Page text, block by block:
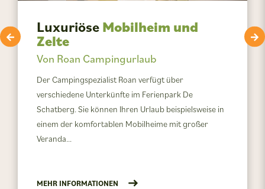
LuxuriöseMobilheim und
Zelte
Von Roan Campingurlaub
Der Campingspezialist Roan verfügt über
verschiedene Unterkünfte im Ferienpark De
Schatberg. Sie können Ihren Urlaub beispielsweise in
einem der komfortablen Mobilheime mit großer
Veranda...
MEHR INFORMATIONEN